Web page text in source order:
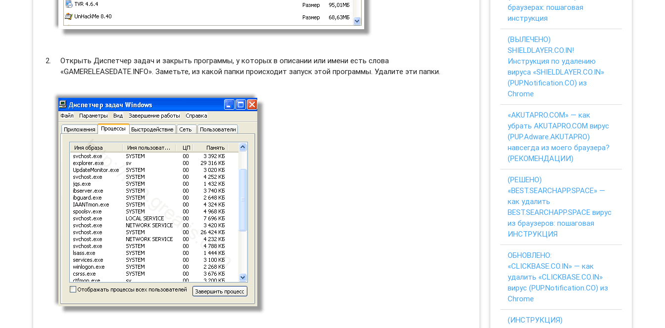
Открыть Диспетчер задач и закрыть программы, у которых в описании или имени есть слова
«GAMERELEASEDATE.INFO». Заметьте, из какой папки происходит запуск этой программы. Удалите эти папки.
браузерах: пошаговая
инструкция
(ВЫЛЕЧЕНО)
SHIELDLAYER.CO.IN!
Инструкция по удалению
вируса «SHIELDLAYER.CO.IN»
(PUP.Notification.CO) из
Chrome
«AKUTAPRO.COM» — как
убрать AKUTAPRO.COM вирус
(PUP.Adware.AKUTAPRO)
навсегда из моего браузера?
(РЕКОМЕНДАЦИИ)
(РЕШЕНО)
«BEST.SEARCHAPP.SPACE» —
как удалить
BEST.SEARCHAPP.SPACE вирус
из браузеров: пошаговая
ИНСТРУКЦИЯ
ОБНОВЛЕНО:
«CLICKBASE.CO.IN» — как
удалить «CLICKBASE.CO.IN»
вирус (PUP.Notification.CO) из
Chrome
(ИНСТРУКЦИЯ)